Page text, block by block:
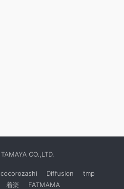
CO.,LTD.
cocorozashi Diffusion
tmp
着楽 FATMAMA